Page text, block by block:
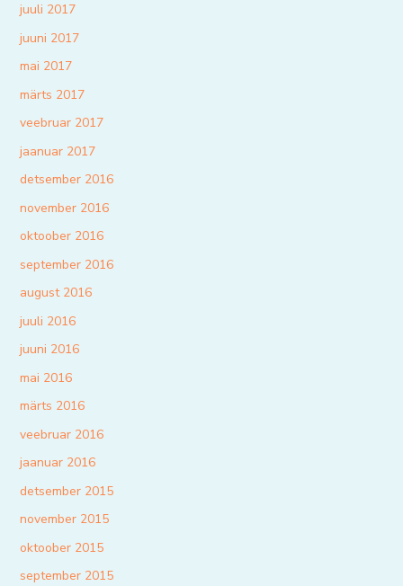
juuli 2017
juuni 2017
mai 2017
märts 2017
veebruar 2017
jaanuar 2017
detsember 2016
november 2016
oktoober 2016
september 2016
august 2016
juuli 2016
juuni 2016
mai 2016
märts 2016
veebruar 2016
jaanuar 2016
detsember 2015
november 2015
oktoober 2015
september 2015